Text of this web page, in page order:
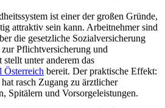
ist einer der großen Gründe,
attraktiv sein kann. Arbeitnehmer sind
die gesetzliche Sozialversicherung
Pflichtversicherung und
unter anderem das
Österreich bereit. Der praktische Effekt:
rasch Zugang zu ärztlicher
Spitälern und Vorsorgeleistungen.